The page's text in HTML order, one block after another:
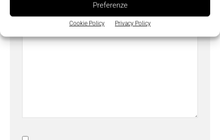
Preferenze
Cookie Policy Privacy Policy